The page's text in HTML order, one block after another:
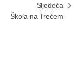
Sljedeća
Škola na Trećem